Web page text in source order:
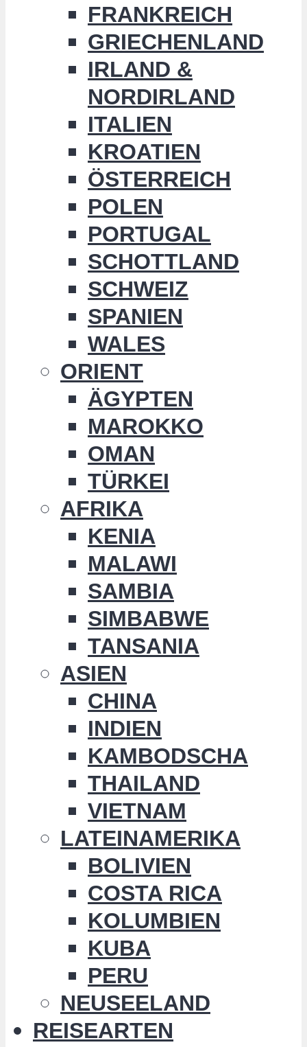
FRANKREICH
GRIECHENLAND
IRLAND &
NORDIRLAND
ITALIEN
KROATIEN
ÖSTERREICH
POLEN
PORTUGAL
SCHOTTLAND
SCHWEIZ
SPANIEN
WALES
ORIENT
ÄGYPTEN
MAROKKO
OMAN
TÜRKEI
AFRIKA
KENIA
MALAWI
SAMBIA
SIMBABWE
TANSANIA
ASIEN
CHINA
INDIEN
KAMBODSCHA
THAILAND
VIETNAM
LATEINAMERIKA
BOLIVIEN
COSTA RICA
KOLUMBIEN
KUBA
PERU
NEUSEELAND
REISEARTEN